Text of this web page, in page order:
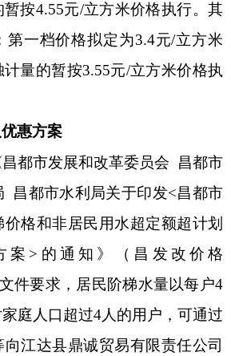
按4.55元/立方米价格执行。其
第一档价格拟定为3.4元/立方米
量的暂按3.55元/立方米价格执
惠方案
昌都市发展和改革委员会
昌都市
昌都市水利局关于印发<昌都市
格和非居民用水超定额超计划
案 > 的通知 》
（昌发改价格
件要求，居民阶梯水量以每户4
庭人口超过4人的用户，可通过
向江达县鼎诚贸易有限责任公司